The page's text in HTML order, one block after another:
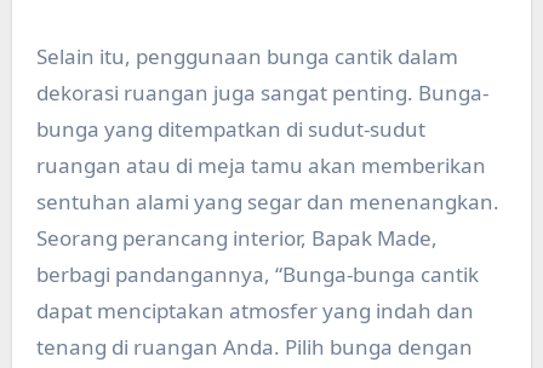
Selain itu, penggunaan bunga cantik dalam
dekorasi ruangan juga sangat penting. Bunga-
bunga yang ditempatkan di sudut-sudut
ruangan atau di meja tamu akan memberikan
sentuhan alami yang segar dan menenangkan.
Seorang perancang interior, Bapak Made,
berbagi pandangannya, “Bunga-bunga cantik
dapat menciptakan atmosfer yang indah dan
tenang di ruangan Anda. Pilih bunga dengan